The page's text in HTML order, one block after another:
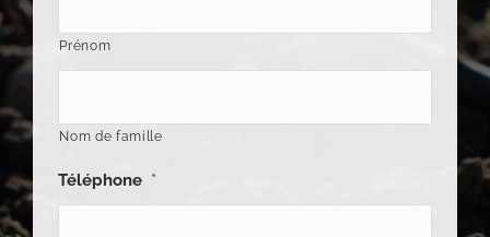
Prénom
Nom de famille
Téléphone *